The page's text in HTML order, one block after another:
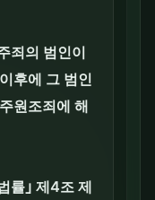
죄의 범인이
후에 그 범인
원조죄에 해
률｣ 제4조 제